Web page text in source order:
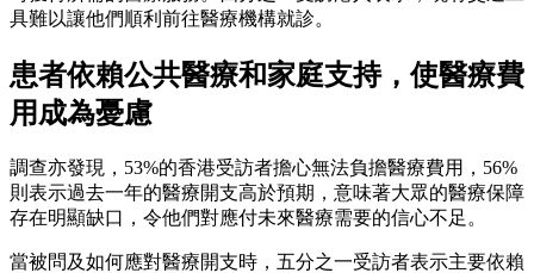
具難以讓他們順利前往醫療機構就診。
患者依賴公共醫療和家庭支持，使醫療費
用成為憂慮
調查亦發現，53%的香港受訪者擔心無法負擔醫療費用，56%
則表示過去一年的醫療開支高於預期，意味著大眾的醫療保障
存在明顯缺口，令他們對應付未來醫療需要的信心不足。
當被問及如何應對醫療開支時，五分之一受訪者表示主要依賴